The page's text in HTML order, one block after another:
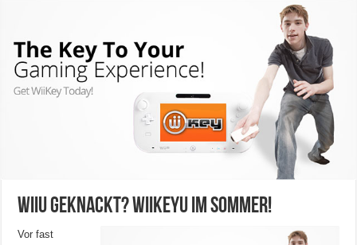
WiiU geknackt? WiiKeyU im Sommer!
Vor fast